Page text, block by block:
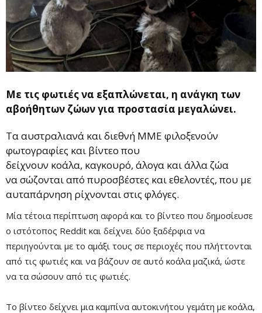
Mε τις φωτιές να εξαπλώνεται, η ανάγκη των
αβοήθητων ζώων για προστασία μεγαλώνει.
Τα αυστραλιανά και διεθνή ΜΜΕ φιλοξενούν
φωτογραφίες και βίντεο που
δείχνουν κοάλα, καγκουρό, άλογα και άλλα ζώα
να σώζονται από πυροσβέστες και εθελοντές, που με
αυταπάρνηση ρίχνονται στις φλόγες.
Μία τέτοια περίπτωση αφορά και το βίντεο που δημοσίευσε
ο ιστότοπος Reddit και δείχνει δύο ξαδέρφια να
περιηγούνται με το αμάξι τους σε περιοχές που πλήττονται
από τις φωτιές και να βάζουν σε αυτό κοάλα μαζικά, ώστε
να τα σώσουν από τις φωτιές.
Το βίντεο δείχνει μια καμπίνα αυτοκινήτου γεμάτη με κοάλα,